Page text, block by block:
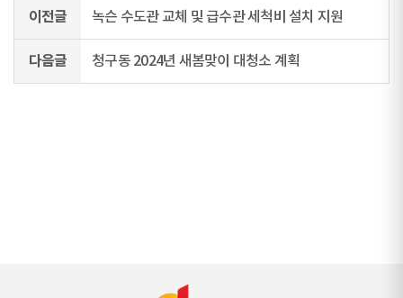
이전글 녹슨 수도관 교체 및 급수관 세척비 설치 지원
다음글 청구동 2024년 새봄맞이 대청소 계획